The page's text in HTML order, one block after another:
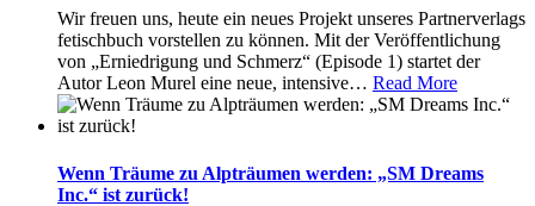
Wir freuen uns, heute ein neues Projekt unseres Partnerverlags
fetischbuch vorstellen zu können. Mit der Veröffentlichung
von „Erniedrigung und Schmerz“ (Episode 1) startet der
Autor Leon Murel eine neue, intensive… Read More
Wenn Träume zu Alpträumen werden: „SM Dreams
Inc.“ ist zurück!